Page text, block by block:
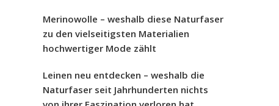
Merinowolle – weshalb diese Naturfaser
zu den vielseitigsten Materialien
hochwertiger Mode zählt
Leinen neu entdecken – weshalb die
Naturfaser seit Jahrhunderten nichts